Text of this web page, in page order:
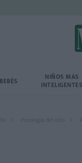
BEBÉS NIÑOS MÁS
INTELIGENTES
Psicología del niño